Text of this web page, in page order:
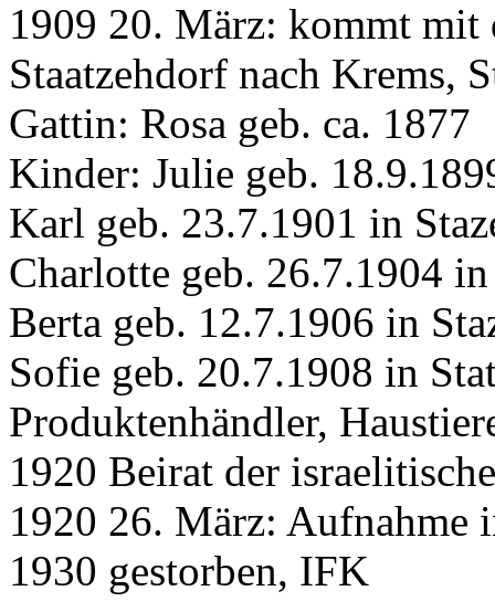
1909 20. März: kommt mit
Staatzehdorf nach Krems,
Gattin: Rosa geb. ca. 1877
Kinder: Julie geb.
Karl geb. 23.7.1901 in
Charlotte geb. 26.7.1904
Berta geb. 12.7.1906 in
Sofie geb. 20.7.1908 in
Produktenhändler,
1920 Beirat der
1920 26. März: Aufnahme
1930 gestorben, IFK